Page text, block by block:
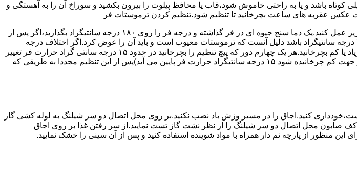
نباید از ۶ میلی متر کمتر باشد.اگر شعله خیلی کوتاه باشد و یا به راحتی خاموش شود،قاب یا محافظ پیلوت را بیرون بکشید و سوراخ آن را به آهستگی و
جهت عکس عقربه های ساعت بچرخانید تا تنظیم شود.تنظیم کردن ترموستات فر
اگر حرارت فر خیلی زیاد یا خیلی کم باشد ترموستات آن احتیاج به تنظیم دارد برای این کار به طریق زیر عمل کنید.یک دما سنج جیوه ای در فر گذاشته و درجه فر را روی ۱۸۰ درجه سانتیگراد بگذارید،اگر پس از
۱۰ تا ۲۰ دقیقه اختلاف درجه ای که دماسنج نشان می دهد با آنچه که فر را تنظیم کرده اید بیش از ۴۰ درجه سانتیگراد باشد دلیل آنست که ترموستات معیوب است و باید آن را عوض کرد.اگر اختلاف درجه
دماسنج با آنچه که فر را تنظیم کرده اید کم باشد دکمه کنترل را بسته و پیچ تنظیم کننده را به طرف زیاد یا کم بچرخانید.هر یک چهارم دور که پیچ تنظیم را بچرخانید در حدود ۱۵ درجه سانتی گراد حرارت فر تغییر
می کند.(اگر پیچ تنظیم را در جهت زیاد بچرخانید ۱۵ درجه سانتی گراد حرارت فر بالا می رود و اگر در جهت کم چرخانیده شود ۱۵ درجه سانتیگراد حرارت فر پایین می آید)پس از این تنظیم مجددا به طریقی که
کنید.اجاق را در مسیر وزش باد نصب نکنید.بر روی محل اتصال دو سر شیلنگ به لوله کشی گاز
از ۱.۵ متر بیشتر باشد.پس از نصب اجاق با کف صابون محل اتصال دو سر شیلنگ را از نظر نشت گاز تست نمایید.از سر رفتن غذا بر روی اجاق
از پارچه نم دار همراه با مواد شوینده استفاده کنید و پس از آن سینی را خشک نمایید.